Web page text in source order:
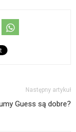
Następny artykuł
Guess są dobre?